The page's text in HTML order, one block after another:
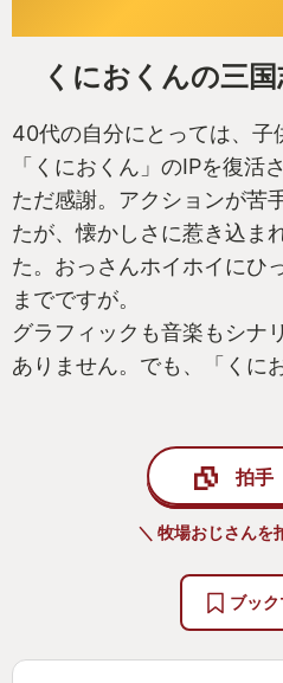
くにおくんの三
40代の自分にとっては、子
「くにおくん」のIPを復活
ただ感謝。アクションが苦
たが、懐かしさに惹き込ま
た。おっさんホイホイにひ
までですが。
グラフィックも音楽もシナ
ありません。でも、「くに
拍手
＼ 牧場おじさんを
ブック